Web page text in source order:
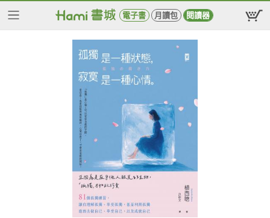
電子書 月讀包 閱讀器